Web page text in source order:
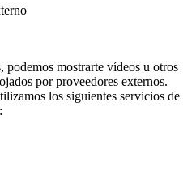
podemos mostrarte vídeos u otros
por proveedores externos.
los siguientes servicios de